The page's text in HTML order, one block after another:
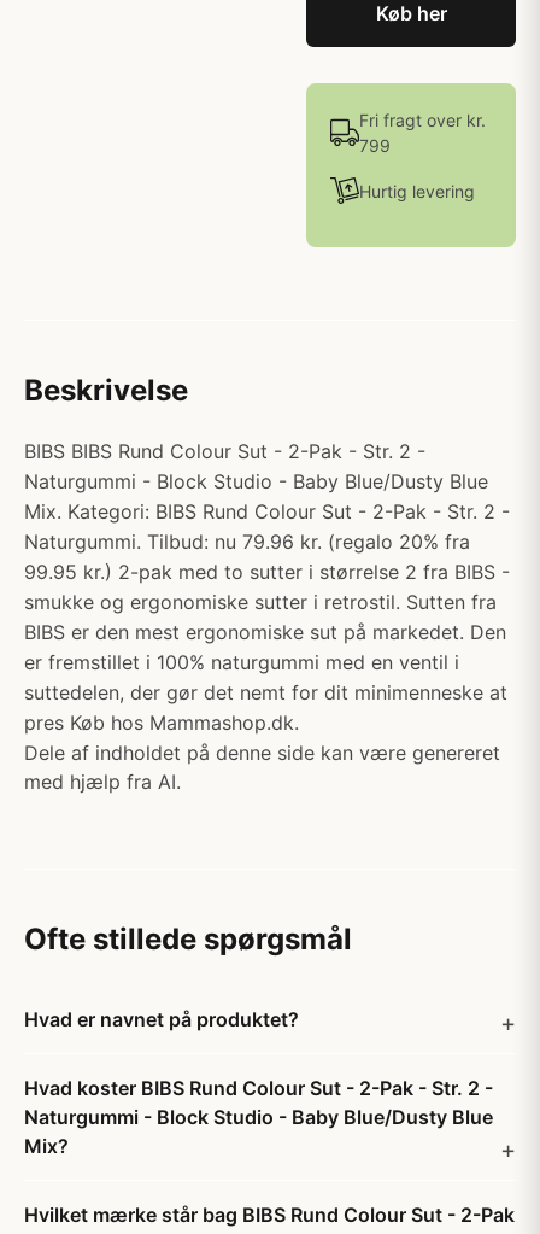
Køb her
Fri fragt over kr.
799
Hurtig levering
Beskrivelse
BIBS BIBS Rund Colour Sut - 2-Pak - Str. 2 -
Naturgummi - Block Studio - Baby Blue/Dusty Blue
Mix. Kategori: BIBS Rund Colour Sut - 2-Pak - Str. 2 -
Naturgummi. Tilbud: nu 79.96 kr. (regalo 20% fra
99.95 kr.) 2-pak med to sutter i størrelse 2 fra BIBS -
smukke og ergonomiske sutter i retrostil. Sutten fra
BIBS er den mest ergonomiske sut på markedet. Den
er fremstillet i 100% naturgummi med en ventil i
suttedelen, der gør det nemt for dit minimenneske at
pres Køb hos Mammashop.dk.
Dele af indholdet på denne side kan være genereret
med hjælp fra AI.
Ofte stillede spørgsmål
Hvad er navnet på produktet?
Hvad koster BIBS Rund Colour Sut - 2-Pak - Str. 2 -
Naturgummi - Block Studio - Baby Blue/Dusty Blue
Mix?
Hvilket mærke står bag BIBS Rund Colour Sut - 2-Pak